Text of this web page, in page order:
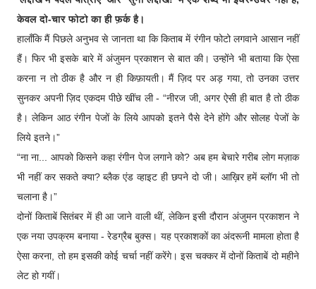
केवल दो-चार फोटो का ही फ़र्क है।
हालाँकि मैं पिछले अनुभव से जानता था कि किताब में रंगीन फोटो लगवाने आसान नहीं
हैं। फिर भी इसके बारे में अंजुमन प्रकाशन से बात की। उन्होंने भी बताया कि ऐसा
करना न तो ठीक है और न ही किफ़ायती। मैं ज़िद पर अड़ गया, तो उनका उत्तर
सुनकर अपनी ज़िद एकदम पीछे खींच ली - “नीरज जी, अगर ऐसी ही बात है तो ठीक
है। लेकिन आठ रंगीन पेजों के लिये आपको इतने पैसे देने होंगे और सोलह पेजों के
लिये इतने।”
“ना ना... आपको किसने कहा रंगीन पेज लगाने को? अब हम बेचारे गरीब लोग मज़ाक
भी नहीं कर सकते क्या? ब्लैक एंड व्हाइट ही छपने दो जी। आख़िर हमें ब्लॉग भी तो
चलाना है।”
दोनों किताबें सितंबर में ही आ जाने वाली थीं, लेकिन इसी दौरान अंजुमन प्रकाशन ने
एक नया उपक्रम बनाया - रेडग्रैब बुक्स। यह प्रकाशकों का अंदरूनी मामला होता है
ऐसा करना, तो हम इसकी कोई चर्चा नहीं करेंगे। इस चक्कर में दोनों किताबें दो महीने
लेट हो गयीं।